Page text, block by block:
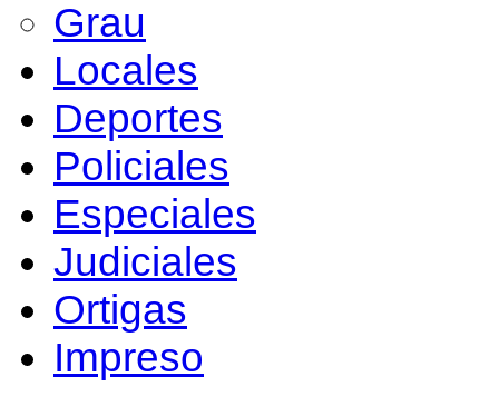
Grau
Locales
Deportes
Policiales
Especiales
Judiciales
Ortigas
Impreso